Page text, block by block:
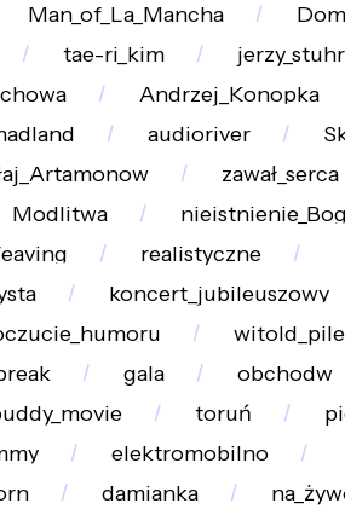
Man_of_La_Mancha
tae-ri_kim
jerzy_stuhr
Andrzej_Konopka
audioriver
zawał_serca
Modlitwa
realistyczne
koncert_jubileuszowy
gala
obchodw
toruń
elektromobilno
damianka